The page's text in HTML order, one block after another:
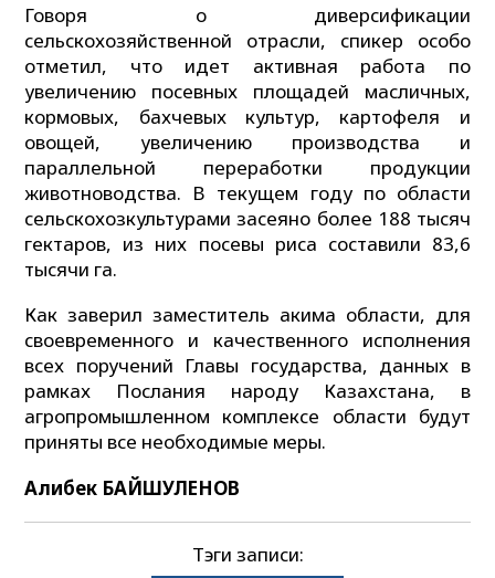
Говоря о диверсификации
сельскохозяйственной отрасли, спикер особо
отметил, что идет активная работа по
увеличению посевных площадей масличных,
кормовых, бахчевых культур, картофеля и
овощей, увеличению производства и
параллельной переработки продукции
животноводства. В текущем году по области
сельскохозкультурами засеяно более 188 тысяч
гектаров, из них посевы риса составили 83,6
тысячи га.
Как заверил заместитель акима области, для
своевременного и качественного исполнения
всех поручений Главы государства, данных в
рамках Послания народу Казахстана, в
агропромышленном комплексе области будут
приняты все необходимые меры.
Алибек БАЙШУЛЕНОВ
Тэги записи: